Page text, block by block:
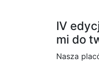
IV
mi do
Nasza